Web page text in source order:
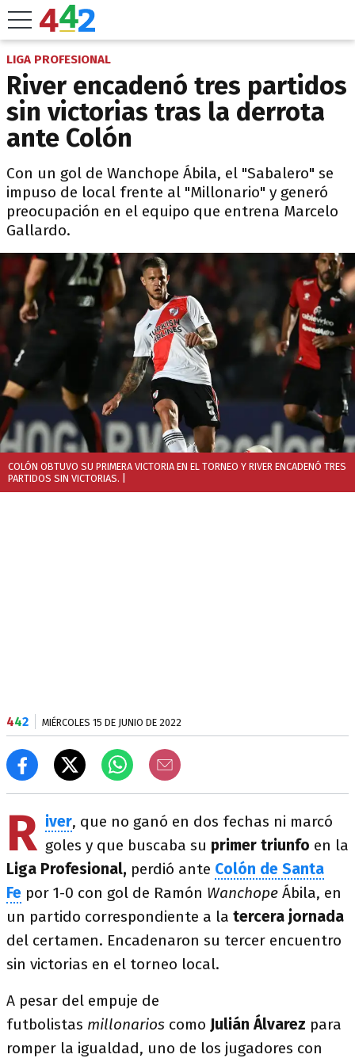
LIGA PROFESIONAL
River encadenó tres partidos
sin victorias tras la derrota
ante Colón
Con un gol de Wanchope Ábila, el "Sabalero" se
impuso de local frente al "Millonario" y generó
preocupación en el equipo que entrena Marcelo
Gallardo.
COLÓN OBTUVO SU PRIMERA VICTORIA EN EL TORNEO Y RIVER ENCADENÓ TRES
PARTIDOS SIN VICTORIAS.
442 MIÉRCOLES 15 DE JUNIO DE 2022
R iver, que no ganó en dos fechas ni marcó
goles y que buscaba su primer triunfo en la
Liga Profesional, perdió ante Colón de Santa
Fe por 1-0 con gol de Ramón Wanchope Ábila, en
un partido correspondiente a la tercera jornada
del certamen. Encadenaron su tercer encuentro
sin victorias en el torneo local.
A pesar del empuje de
futbolistas millonarios como Julián Álvarez para
romper la igualdad, uno de los jugadores con